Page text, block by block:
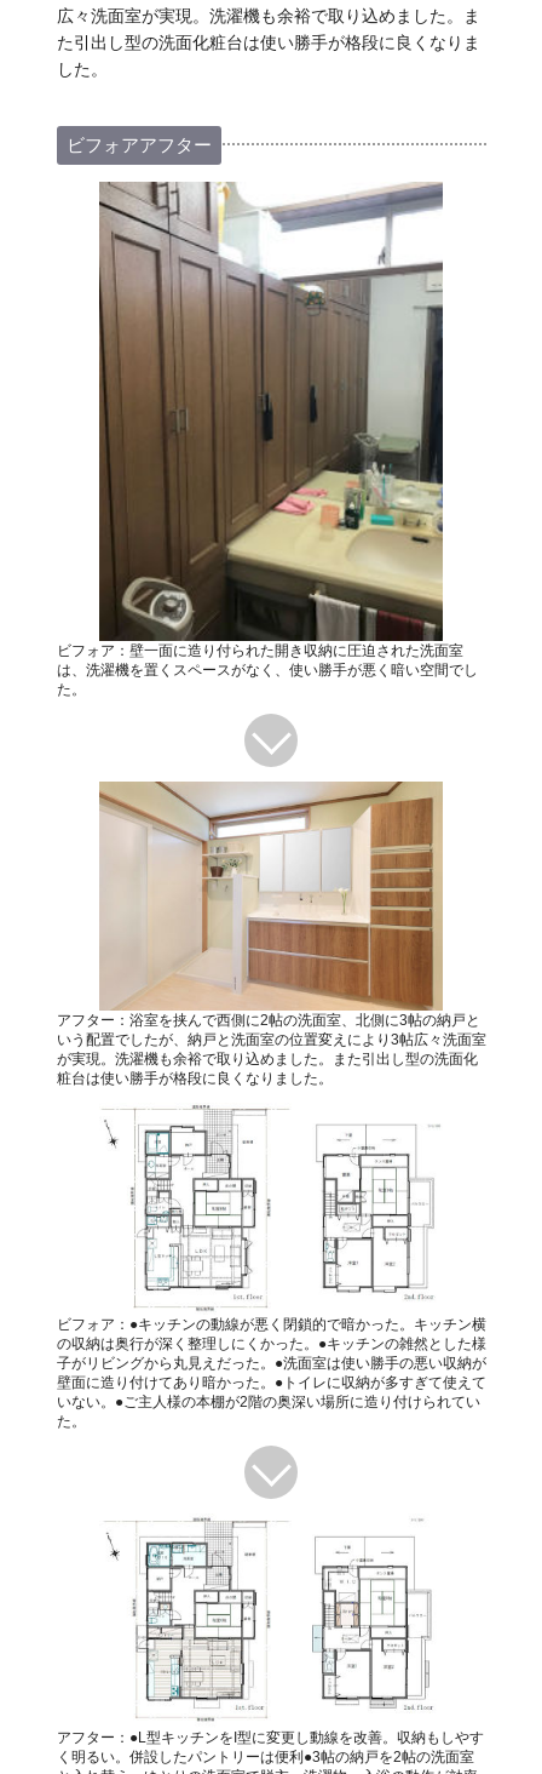
広々洗面室が実現。洗濯機も余裕で取り込めました。ま
た引出し型の洗面化粧台は使い勝手が格段に良くなりま
した。
ビフォアアフター
ビフォア：壁一面に造り付られた開き収納に圧迫された洗面室
は、洗濯機を置くスペースがなく、使い勝手が悪く暗い空間でし
た。
アフター：浴室を挟んで西側に2帖の洗面室、北側に3帖の納戸と
いう配置でしたが、納戸と洗面室の位置変えにより3帖広々洗面室
が実現。洗濯機も余裕で取り込めました。また引出し型の洗面化
粧台は使い勝手が格段に良くなりました。
ビフォア：●キッチンの動線が悪く閉鎖的で暗かった。キッチン横
の収納は奥行が深く整理しにくかった。●キッチンの雑然とした様
子がリビングから丸見えだった。●洗面室は使い勝手の悪い収納が
壁面に造り付けてあり暗かった。●トイレに収納が多すぎて使えて
いない。●ご主人様の本棚が2階の奥深い場所に造り付けられてい
た。
アフター：●L型キッチンをI型に変更し動線を改善。収納もしやす
く明るい。併設したパントリーは便利●3帖の納戸を2帖の洗面室